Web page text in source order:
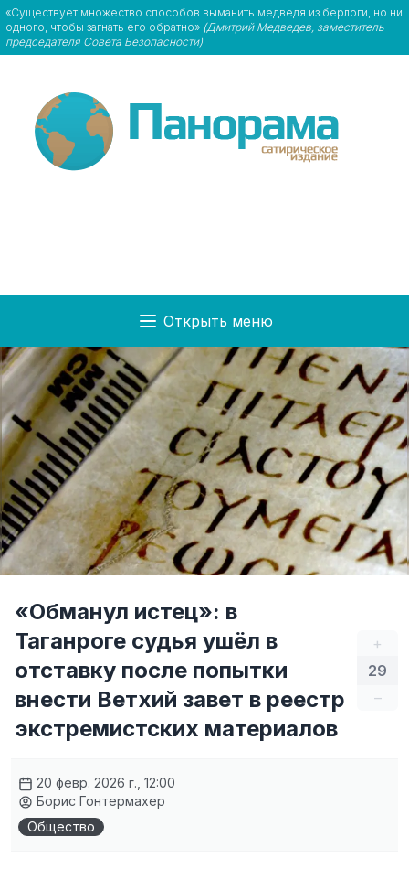
«Существует множество способов выманить медведя из берлоги, но ни
одного, чтобы загнать его обратно» (Дмитрий Медведев, заместитель
председателя Совета Безопасности)
Открыть меню
+
29
–
«Обманул истец»: в
Таганроге судья ушёл в
отставку после попытки
внести Ветхий завет в реестр
экстремистских материалов
20 февр. 2026 г., 12:00
Борис Гонтермахер
Общество